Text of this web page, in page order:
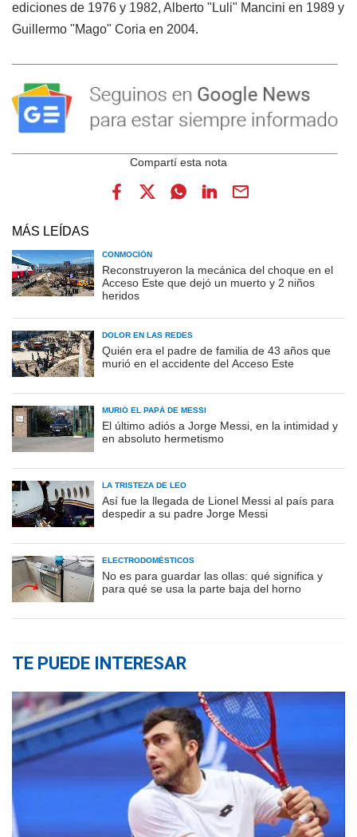
ediciones de 1976 y 1982, Alberto "Luli" Mancini en 1989 y
Guillermo "Mago" Coria en 2004.
MÁS LEÍDAS
CONMOCIÓN
Reconstruyeron la mecánica del choque en el
Acceso Este que dejó un muerto y 2 niños
heridos
DOLOR EN LAS REDES
Quién era el padre de familia de 43 años que
murió en el accidente del Acceso Este
MURIÓ EL PAPÁ DE MESSI
El último adiós a Jorge Messi, en la intimidad y
en absoluto hermetismo
LA TRISTEZA DE LEO
Así fue la llegada de Lionel Messi al país para
despedir a su padre Jorge Messi
ELECTRODOMÉSTICOS
No es para guardar las ollas: qué significa y
para qué se usa la parte baja del horno
TE PUEDE INTERESAR